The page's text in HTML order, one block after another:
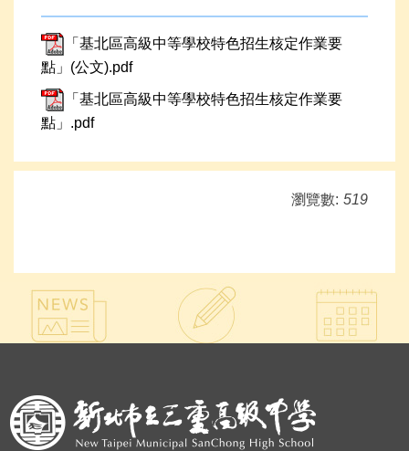
「基北區高級中等學校特色招生核定作業要
點」(公文).pdf
「基北區高級中等學校特色招生核定作業要
點」.pdf
瀏覽數: 519